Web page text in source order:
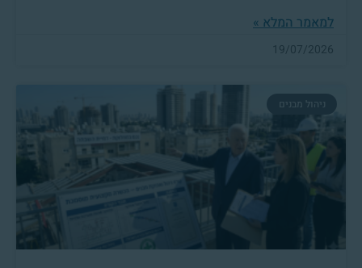
למאמר המלא »
19/07/2026
ניהול מבנים